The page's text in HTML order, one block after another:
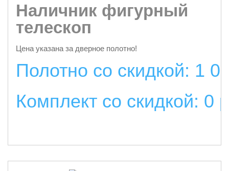
Наличник фигурный
телескоп
Цена указана за дверное полотно!
Полотно со скидкой: 1
Комплект со скидкой: 0